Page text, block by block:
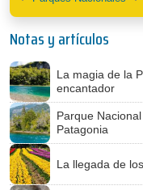
Notas y artículos
La magia de la
encantador
Parque
Patagonia
La llegada de